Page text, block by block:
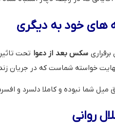
های خود به دیگری
سکس بعد از دعوا تحت
خواسته شماست که در جریان
شما نبوده و کاملا دلسرد و
روانی